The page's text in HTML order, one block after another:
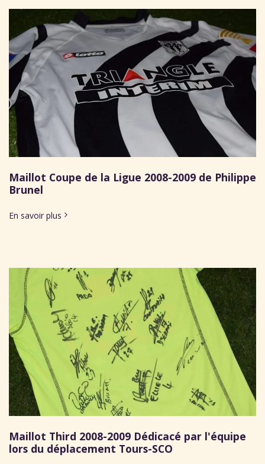
Maillot Coupe de la Ligue 2008-2009 de Philippe
Brunel
En savoir plus
Maillot Third 2008-2009 Dédicacé par l'équipe
lors du déplacement Tours-SCO